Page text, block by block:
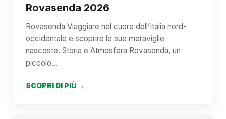
Rovasenda 2026
Rovasenda Viaggiare nel cuore dell’Italia nord-
occidentale e scoprire le sue meraviglie
nascoste. Storia e Atmosfera Rovasenda, un
piccolo…
SCOPRI DI PIÙ →